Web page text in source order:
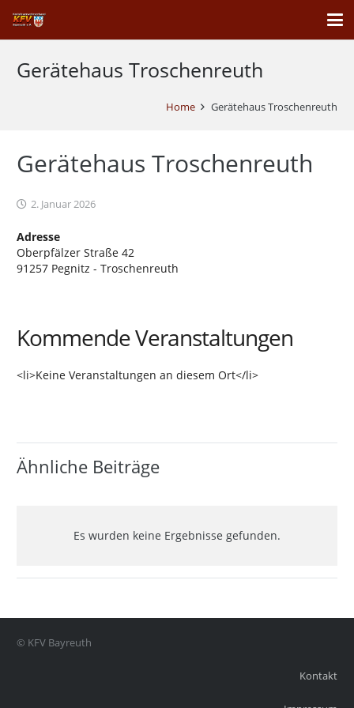
Gerätehaus Troschenreuth
Home Gerätehaus Troschenreuth
Gerätehaus Troschenreuth
2. Januar 2026
Adresse
Oberpfälzer Straße 42
91257 Pegnitz - Troschenreuth
Kommende Veranstaltungen
<li>Keine Veranstaltungen an diesem Ort</li>
Ähnliche Beiträge
Es wurden keine Ergebnisse gefunden.
© KFV Bayreuth
Kontakt